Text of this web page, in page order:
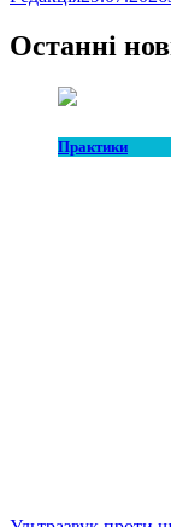
Останні
Практики